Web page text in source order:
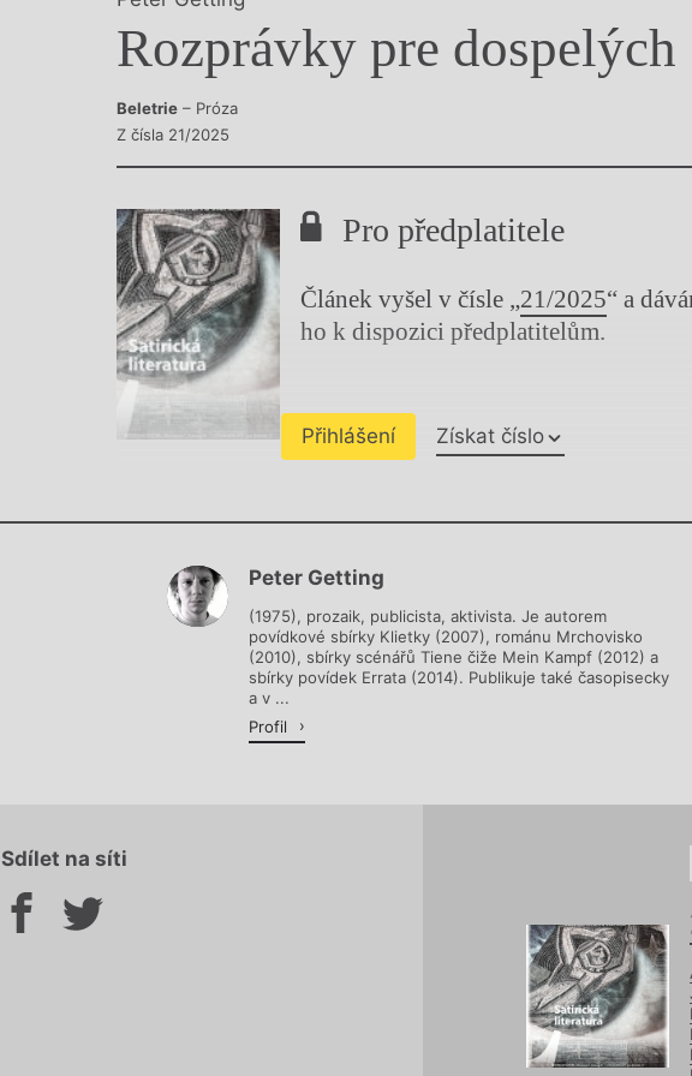
Výroční cenyRozprávky pre dospelých
Beletrie – Próza
Z čísla 21/2025
Pro předplatitele
Článek vyšel v čísle „21/2025“ a
ho k dispozici předplatitelům.
Přihlášení Získat číslo
Chviličku.
Načítá se.
Peter Getting
(1975), prozaik, publicista, aktivista. Je autorem
povídkové sbírky Klietky (2007), románu Mrchovisko
(2010), sbírky scénářů Tiene čiže Mein Kampf (2012) a
sbírky povídek Errata (2014). Publikuje také časopisecky
a v ...
Profil
Sdílet na síti